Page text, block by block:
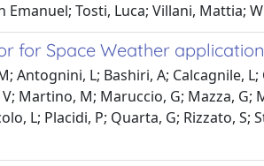
Tosti, Luca; Villani, Mattia;
for Space Weather
Antognini, L; Bashiri, A; Calcagnile,
Martino, M; Maruccio, G; Mazza,
L; Placidi, P; Quarta, G; Rizzato,